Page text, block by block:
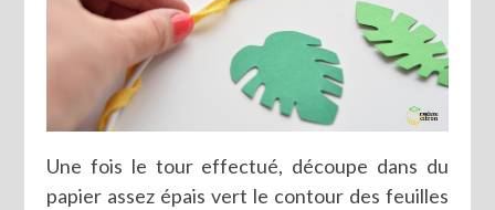
Une fois le tour effectué, découpe dans du
papier assez épais vert le contour des feuilles